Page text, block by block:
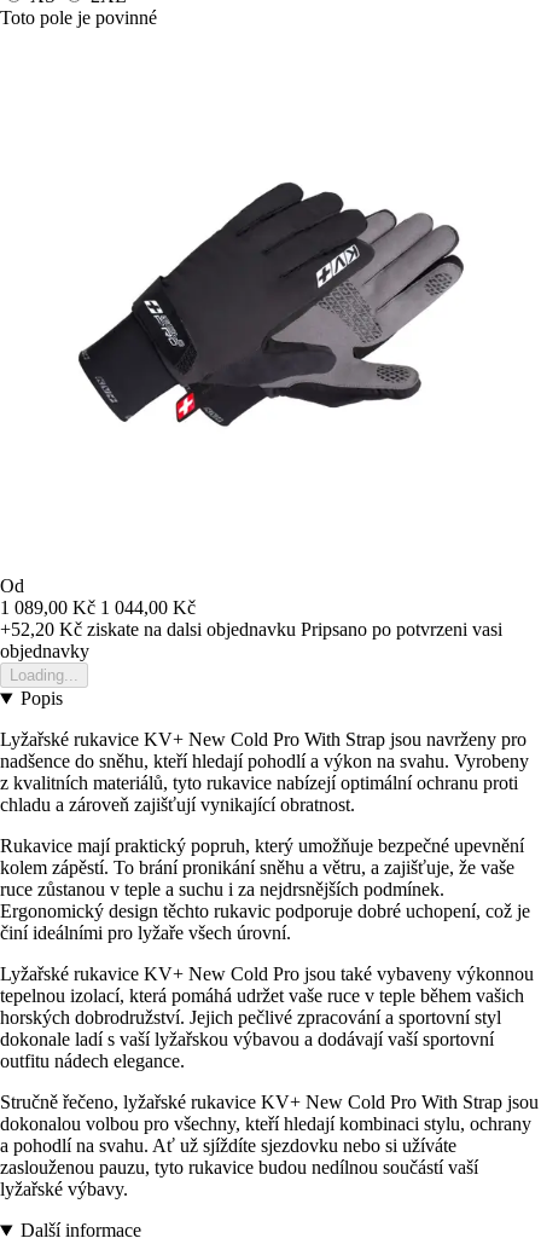
Toto pole je povinné
Od
1 089,00 Kč 1 044,00 Kč
+52,20 Kč ziskate na dalsi objednavku Pripsano po potvrzeni vasi
objednavky
Loading...
Popis
Lyžařské rukavice KV+ New Cold Pro With Strap jsou navrženy pro
nadšence do sněhu, kteří hledají pohodlí a výkon na svahu. Vyrobeny
z kvalitních materiálů, tyto rukavice nabízejí optimální ochranu proti
chladu a zároveň zajišťují vynikající obratnost.
Rukavice mají praktický popruh, který umožňuje bezpečné upevnění
kolem zápěstí. To brání pronikání sněhu a větru, a zajišťuje, že vaše
ruce zůstanou v teple a suchu i za nejdrsnějších podmínek.
Ergonomický design těchto rukavic podporuje dobré uchopení, což je
činí ideálními pro lyžaře všech úrovní.
Lyžařské rukavice KV+ New Cold Pro jsou také vybaveny výkonnou
tepelnou izolací, která pomáhá udržet vaše ruce v teple během vašich
horských dobrodružství. Jejich pečlivé zpracování a sportovní styl
dokonale ladí s vaší lyžařskou výbavou a dodávají vaší sportovní
outfitu nádech elegance.
Stručně řečeno, lyžařské rukavice KV+ New Cold Pro With Strap jsou
dokonalou volbou pro všechny, kteří hledají kombinaci stylu, ochrany
a pohodlí na svahu. Ať už sjíždíte sjezdovku nebo si užíváte
zaslouženou pauzu, tyto rukavice budou nedílnou součástí vaší
lyžařské výbavy.
Další informace